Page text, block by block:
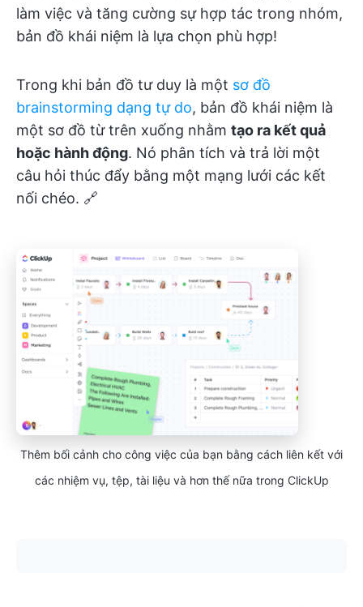
làm việc và tăng cường sự hợp tác trong nhóm,
bản đồ khái niệm là lựa chọn phù hợp!
Trong khi bản đồ tư duy là một sơ đồ
brainstorming dạng tự do, bản đồ khái niệm là
một sơ đồ từ trên xuống nhằm tạo ra kết quả
hoặc hành động. Nó phân tích và trả lời một
câu hỏi thúc đẩy bằng một mạng lưới các kết
nối chéo. 🔗
Thêm bối cảnh cho công việc của bạn bằng cách liên kết với
các nhiệm vụ, tệp, tài liệu và hơn thế nữa trong ClickUp